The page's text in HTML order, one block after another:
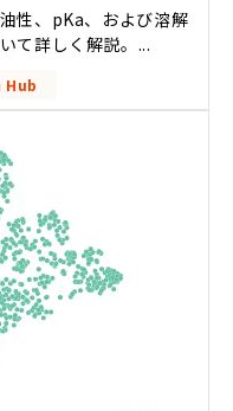
性、pKa、および溶解
て詳しく解説。...
Hub